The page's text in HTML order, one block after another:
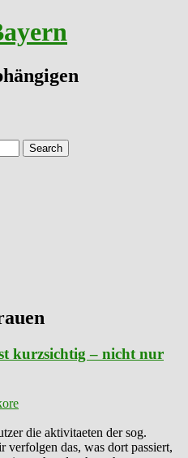
kurzsichtig – nicht nur
die aktivitaeten der sog.
verfolgen das, was dort passiert,